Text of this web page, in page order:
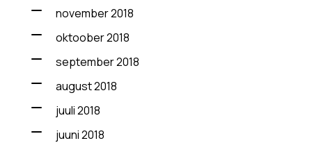
november 2018
oktoober 2018
september 2018
august 2018
juuli 2018
juuni 2018